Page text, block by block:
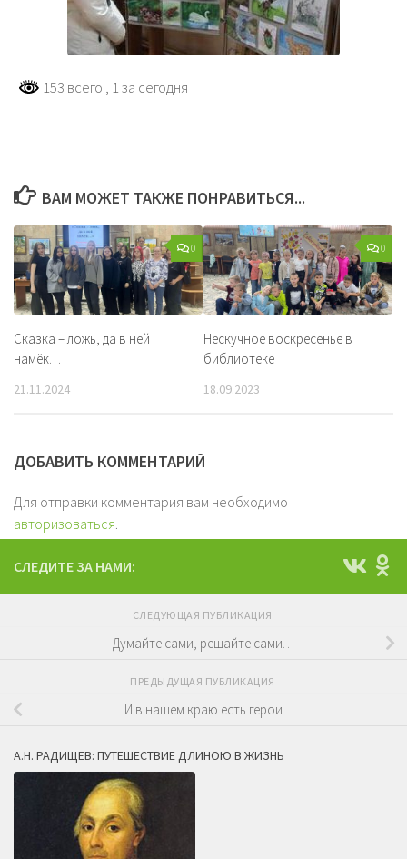
153 всего , 1 за сегодня
ВАМ МОЖЕТ ТАКЖЕ ПОНРАВИТЬСЯ...
0
Сказка – ложь, да в ней
намёк…
21.11.2024
0
Нескучное воскресенье в
библиотеке
18.09.2023
ДОБАВИТЬ КОММЕНТАРИЙ
Для отправки комментария вам необходимо
авторизоваться.
СЛЕДИТЕ ЗА НАМИ:
СЛЕДУЮЩАЯ ПУБЛИКАЦИЯ
Думайте сами, решайте сами…
ПРЕДЫДУЩАЯ ПУБЛИКАЦИЯ
И в нашем краю есть герои
А.Н. РАДИЩЕВ: ПУТЕШЕСТВИЕ ДЛИНОЮ В ЖИЗНЬ